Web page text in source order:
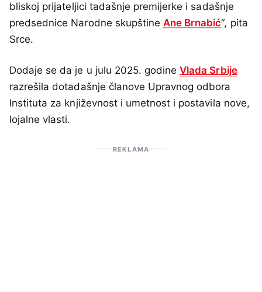
bliskoj prijateljici tadašnje premijerke i sadašnje
predsednice Narodne skupštineAne Brnabić“, pita
Srce.
Dodaje se da je u julu 2025. godineVlada Srbije
razrešila dotadašnje članove Upravnog odbora
Instituta za književnost i umetnost i postavila nove,
lojalne vlasti.
REKLAMA